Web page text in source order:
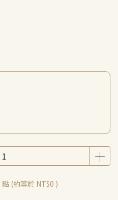
點 (約等於 NT$0 )